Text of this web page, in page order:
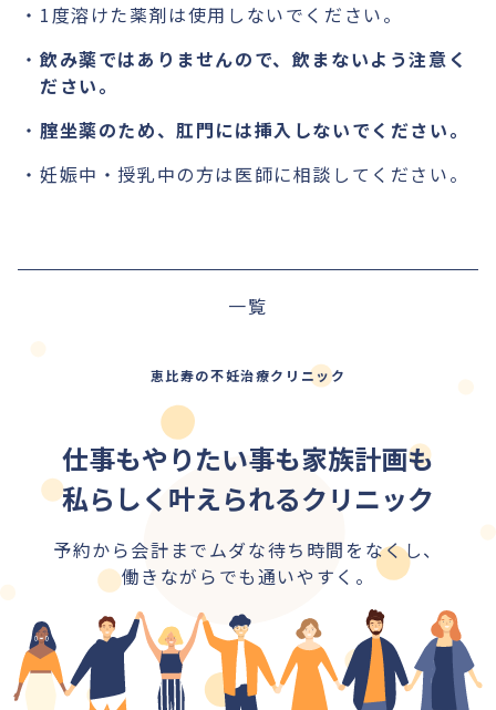
1度溶けた薬剤は使用しないでください。
飲み薬ではありませんので、飲まないよう注意く
ださい。
腟坐薬のため、肛門には挿入しないでください。
妊娠中・授乳中の方は医師に相談してください。
一覧
恵比寿の不妊治療クリニック
仕事もやりたい事も家族計画も
私らしく叶えられるクリニック
予約から会計までムダな待ち時間をなくし、
働きながらでも通いやすく。